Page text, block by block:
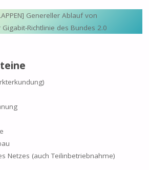
Genereller Ablauf von
Richtlinie des Bundes 2.0
Netzes (auch Teilinbetriebnahme)